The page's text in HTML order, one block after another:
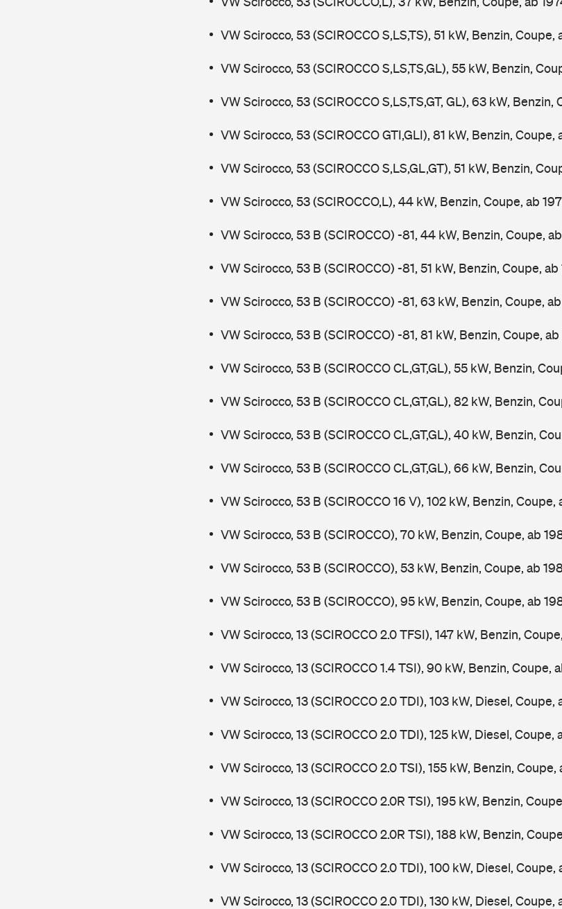
VW Scirocco, 53 (SCIROCCO S,LS,TS), 51 kW, Benzin, Coupe,
VW Scirocco, 53 (SCIROCCO S,LS,TS,GL), 55 kW, Benzin,
VW Scirocco, 53 (SCIROCCO S,LS,TS,GT, GL), 63 kW, Benzin,
VW Scirocco, 53 (SCIROCCO GTI,GLI), 81 kW, Benzin, Coupe,
VW Scirocco, 53 (SCIROCCO S,LS,GL,GT), 51 kW, Benzin,
VW Scirocco, 53 (SCIROCCO,L), 44 kW, Benzin, Coupe, ab
VW Scirocco, 53 B (SCIROCCO) -81, 44 kW, Benzin, Coupe,
VW Scirocco, 53 B (SCIROCCO) -81, 51 kW, Benzin, Coupe, ab
VW Scirocco, 53 B (SCIROCCO) -81, 63 kW, Benzin, Coupe, ab
VW Scirocco, 53 B (SCIROCCO) -81, 81 kW, Benzin, Coupe, ab
VW Scirocco, 53 B (SCIROCCO CL,GT,GL), 55 kW, Benzin,
VW Scirocco, 53 B (SCIROCCO CL,GT,GL), 82 kW, Benzin,
VW Scirocco, 53 B (SCIROCCO CL,GT,GL), 40 kW, Benzin,
VW Scirocco, 53 B (SCIROCCO CL,GT,GL), 66 kW, Benzin,
VW Scirocco, 53 B (SCIROCCO 16 V), 102 kW, Benzin, Coupe,
VW Scirocco, 53 B (SCIROCCO), 70 kW, Benzin, Coupe, ab
VW Scirocco, 53 B (SCIROCCO), 53 kW, Benzin, Coupe, ab
VW Scirocco, 53 B (SCIROCCO), 95 kW, Benzin, Coupe, ab
VW Scirocco, 13 (SCIROCCO 2.0 TFSI), 147 kW, Benzin,
VW Scirocco, 13 (SCIROCCO 1.4 TSI), 90 kW, Benzin, Coupe,
VW Scirocco, 13 (SCIROCCO 2.0 TDI), 103 kW, Diesel, Coupe,
VW Scirocco, 13 (SCIROCCO 2.0 TDI), 125 kW, Diesel, Coupe,
VW Scirocco, 13 (SCIROCCO 2.0 TSI), 155 kW, Benzin,
VW Scirocco, 13 (SCIROCCO 2.0R TSI), 195 kW, Benzin,
VW Scirocco, 13 (SCIROCCO 2.0R TSI), 188 kW, Benzin,
VW Scirocco, 13 (SCIROCCO 2.0 TDI), 100 kW, Diesel, Coupe,
VW Scirocco, 13 (SCIROCCO 2.0 TDI), 130 kW, Diesel, Coupe,